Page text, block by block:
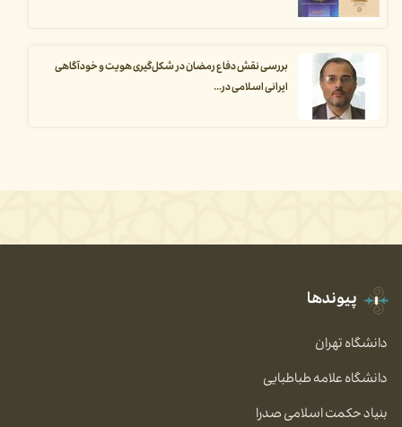
بررسی نقش دفاع رمضان در شکل‌گیری هویت و خودآگاهی
ایرانی اسلامی در...
پیوندها
دانشگاه تهران
دانشگاه علامه طباطبایی
بنیاد حکمت اسلامی صدرا